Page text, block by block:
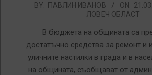
2012-
BY: ПАВЛИН ИВАНОВ ON:
ЛОВЕЧ ОБЛАСТ
В бюджета на общината са
достатъчно средства за ремонт и
уличните настилки в града и в
на общината, съобщават от